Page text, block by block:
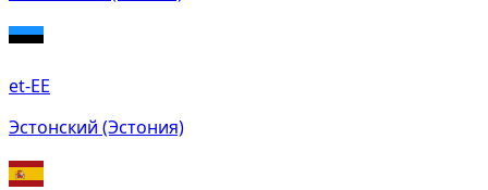
et-EE
Эстонский (Эстония)